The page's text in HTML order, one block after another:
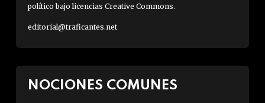
político bajo licencias Creative Commons.
editorial@traficantes.net
NOCIONES COMUNES